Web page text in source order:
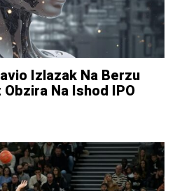
Izlazak Na Berzu
Na Ishod IPO